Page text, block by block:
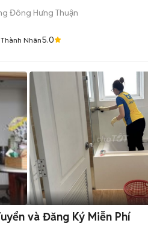
Đông Hưng Thuận
Nhân5.0
và Đăng Ký Miễn Phí